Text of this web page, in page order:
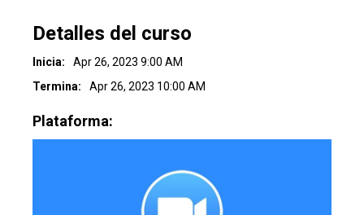
Detalles del curso
Inicia:
Apr 26, 2023 9:00 AM
Termina:
Apr 26, 2023 10:00 AM
Plataforma: